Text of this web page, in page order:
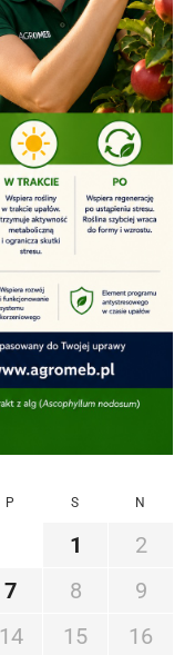
P S N
1
2
7 8
9
14 15
16